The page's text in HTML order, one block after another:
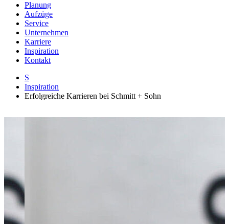
Planung
Aufzüge
Service
Unternehmen
Karriere
Inspiration
Kontakt
S
Inspiration
Erfolgreiche Karrieren bei Schmitt + Sohn